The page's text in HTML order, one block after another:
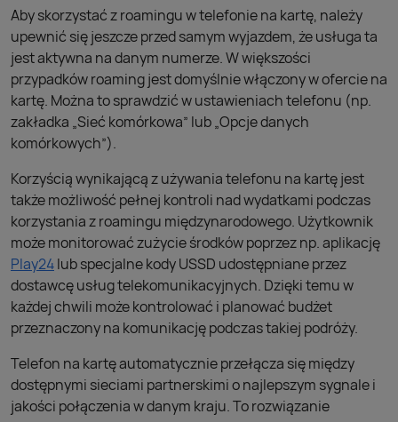
Aby skorzystać z roamingu w telefonie na kartę, należy
upewnić się jeszcze przed samym wyjazdem, że usługa ta
jest aktywna na danym numerze. W większości
przypadków roaming jest domyślnie włączony w ofercie na
kartę. Można to sprawdzić w ustawieniach telefonu (np.
zakładka „Sieć komórkowa” lub „Opcje danych
komórkowych”).
Korzyścią wynikającą z używania telefonu na kartę jest
także możliwość pełnej kontroli nad wydatkami podczas
korzystania z roamingu międzynarodowego. Użytkownik
może monitorować zużycie środków poprzez np. aplikację
Play24lub specjalne kody USSD udostępniane przez
dostawcę usług telekomunikacyjnych. Dzięki temu w
każdej chwili może kontrolować i planować budżet
przeznaczony na komunikację podczas takiej podróży.
Telefon na kartę automatycznie przełącza się między
dostępnymi sieciami partnerskimi o najlepszym sygnale i
jakości połączenia w danym kraju. To rozwiązanie